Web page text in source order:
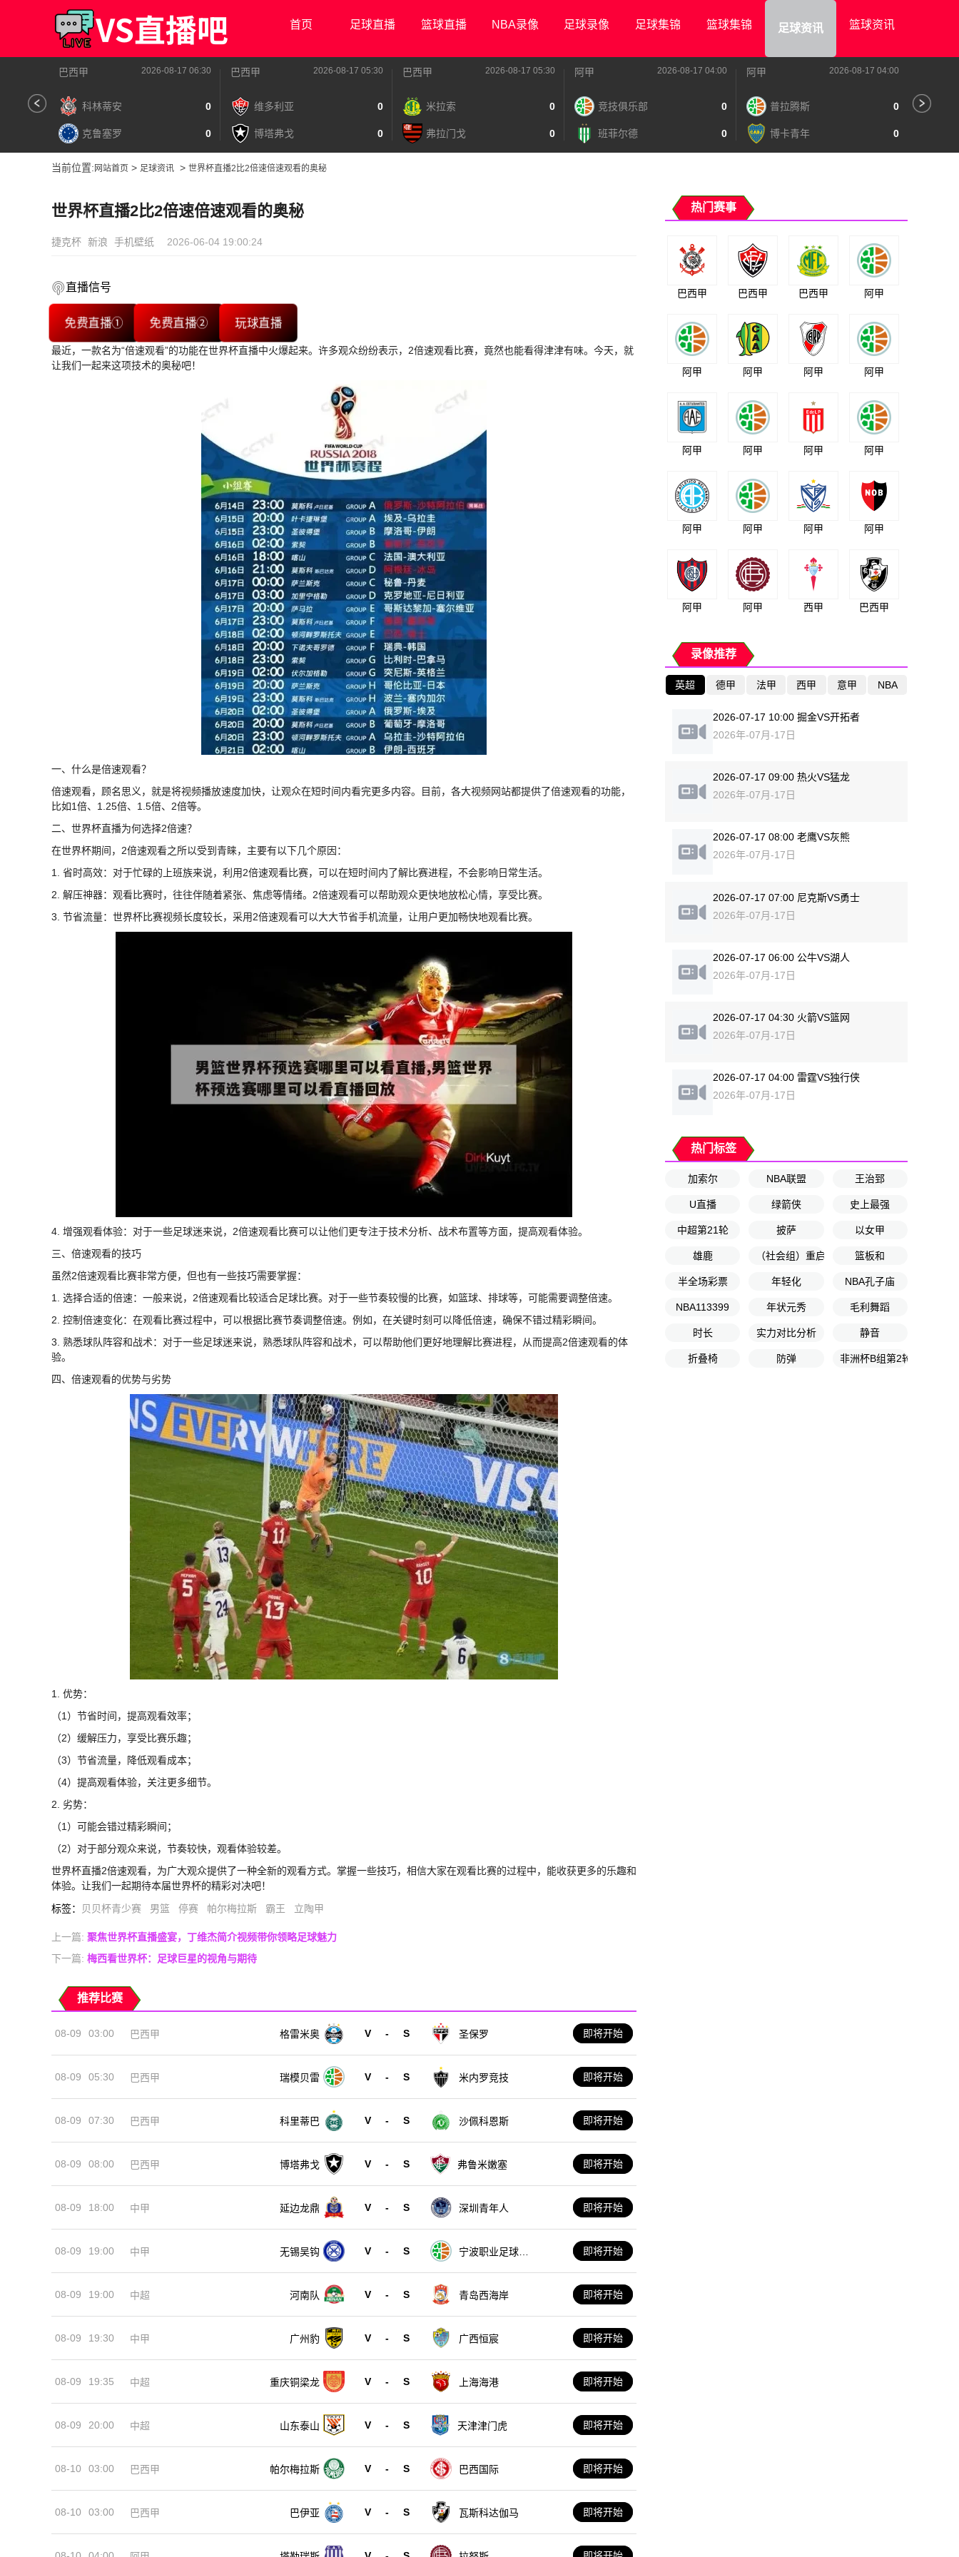
首页 足球直播 篮球直播 NBA录像 足球录像 足球集锦 篮球集锦 足球资讯 篮球资讯
巴西甲 2026-08-17 06:30
科林蒂安 0
克鲁塞罗 0
巴西甲 2026-08-17 05:30
维多利亚 0
博塔弗戈 0
巴西甲 2026-08-17 05:30
米拉索 0
弗拉门戈 0
阿甲 2026-08-17 04:00
竞技俱乐部 0
班菲尔德 0
阿甲 2026-08-17 04:00
普拉腾斯 0
博卡青年 0
当前位置: 网站首页 > 足球资讯 > 世界杯直播2比2倍速倍速观看的奥秘
世界杯直播2比2倍速倍速观看的奥秘
捷克杯 新浪 手机壁纸 2026-06-04 19:00:24
直播信号
免费直播① 免费直播② 玩球直播
最近，一款名为“倍速观看”的功能在世界杯直播中火爆起来。许多观众纷纷表示，2倍速观看比赛，竟然也能看得津津有味。今天，就
让我们一起来这项技术的奥秘吧！
一、什么是倍速观看？
倍速观看，顾名思义，就是将视频播放速度加快，让观众在短时间内看完更多内容。目前，各大视频网站都提供了倍速观看的功能，
比如1倍、1.25倍、1.5倍、2倍等。
二、世界杯直播为何选择2倍速？
在世界杯期间，2倍速观看之所以受到青睐，主要有以下几个原因：
1. 省时高效：对于忙碌的上班族来说，利用2倍速观看比赛，可以在短时间内了解比赛进程，不会影响日常生活。
2. 解压神器：观看比赛时，往往伴随着紧张、焦虑等情绪。2倍速观看可以帮助观众更快地放松心情，享受比赛。
3. 节省流量：世界杯比赛视频长度较长，采用2倍速观看可以大大节省手机流量，让用户更加畅快地观看比赛。
4. 增强观看体验：对于一些足球迷来说，2倍速观看比赛可以让他们更专注于技术分析、战术布置等方面，提高观看体验。
三、倍速观看的技巧
虽然2倍速观看比赛非常方便，但也有一些技巧需要掌握：
1. 选择合适的倍速：一般来说，2倍速观看比较适合足球比赛。对于一些节奏较慢的比赛，如篮球、排球等，可能需要调整倍速。
2. 控制倍速变化：在观看比赛过程中，可以根据比赛节奏调整倍速。例如，在关键时刻可以降低倍速，确保不错过精彩瞬间。
3. 熟悉球队阵容和战术：对于一些足球迷来说，熟悉球队阵容和战术，可以帮助他们更好地理解比赛进程，从而提高2倍速观看的体
验。
四、倍速观看的优势与劣势
1. 优势：
（1）节省时间，提高观看效率；
（2）缓解压力，享受比赛乐趣；
（3）节省流量，降低观看成本；
（4）提高观看体验，关注更多细节。
2. 劣势：
（1）可能会错过精彩瞬间；
（2）对于部分观众来说，节奏较快，观看体验较差。
世界杯直播2倍速观看，为广大观众提供了一种全新的观看方式。掌握一些技巧，相信大家在观看比赛的过程中，能收获更多的乐趣和
体验。让我们一起期待本届世界杯的精彩对决吧！
标签： 贝贝杯青少赛 男篮 停赛 帕尔梅拉斯 霸王 立陶甲
上一篇: 聚焦世界杯直播盛宴，丁维杰简介视频带你领略足球魅力
下一篇: 梅西看世界杯：足球巨星的视角与期待
推荐比赛
08-09 03:00 巴西甲 格雷米奥 V - S 圣保罗 即将开始
08-09 05:30 巴西甲 瑞模贝雷 V - S 米内罗竞技 即将开始
08-09 07:30 巴西甲 科里蒂巴 V - S 沙佩科恩斯 即将开始
08-09 08:00 巴西甲 博塔弗戈 V - S 弗鲁米嫩塞 即将开始
08-09 18:00 中甲 延边龙鼎 V - S 深圳青年人 即将开始
08-09 19:00 中甲 无锡吴钩 V - S
宁波职业足球俱
即将开始
08-09 19:00 中超 河南队 V - S 青岛西海岸 即将开始
08-09 19:30 中甲 广州豹 V - S 广西恒宸 即将开始
08-09 19:35 中超 重庆铜梁龙 V - S 上海海港 即将开始
08-09 20:00 中超 山东泰山 V - S 天津津门虎 即将开始
08-10 03:00 巴西甲 帕尔梅拉斯 V - S 巴西国际 即将开始
08-10 03:00 巴西甲 巴伊亚 V - S 瓦斯科达伽马 即将开始
热门赛事
巴西甲 巴西甲 巴西甲 阿甲
阿甲 阿甲 阿甲 阿甲
阿甲 阿甲 阿甲 阿甲
阿甲 阿甲 阿甲 阿甲
阿甲 阿甲 西甲 巴西甲
录像推荐
英超 德甲 法甲 西甲 意甲 NBA
2026-07-17 10:00 掘金VS开拓者
2026年-07月-17日
2026-07-17 09:00 热火VS猛龙
2026年-07月-17日
2026-07-17 08:00 老鹰VS灰熊
2026年-07月-17日
2026-07-17 07:00 尼克斯VS勇士
2026年-07月-17日
2026-07-17 06:00 公牛VS湖人
2026年-07月-17日
2026-07-17 04:30 火箭VS篮网
2026年-07月-17日
2026-07-17 04:00 雷霆VS独行侠
2026年-07月-17日
热门标签
加索尔 NBA联盟 王治郅
U直播 绿箭侠 史上最强
中超第21轮 披萨 以女甲
雄鹿 （社会组）重启 篮板和
半全场彩票 年轻化 NBA孔子庙
NBA113399 年状元秀 毛利舞蹈
时长 实力对比分析 静音
折叠椅 防弹 非洲杯B组第2轮